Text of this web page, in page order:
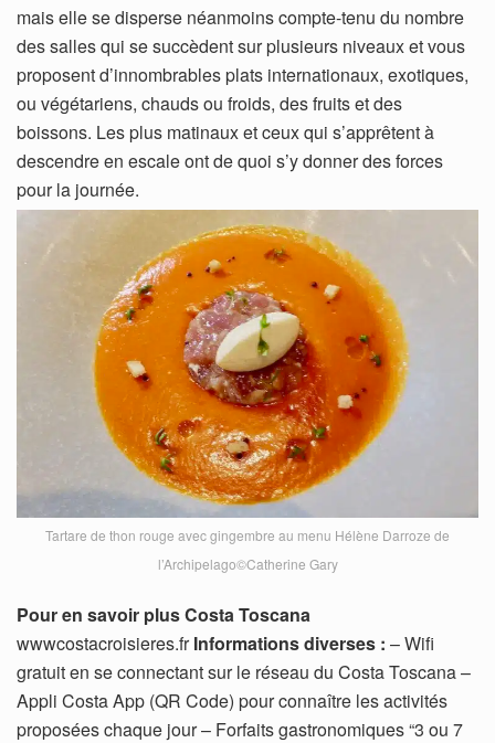
mais elle se disperse néanmoins compte-tenu du nombre
des salles qui se succèdent sur plusieurs niveaux et vous
proposent d’innombrables plats internationaux, exotiques,
ou végétariens, chauds ou froids, des fruits et des
boissons. Les plus matinaux et ceux qui s’apprêtent à
descendre en escale ont de quoi s’y donner des forces
pour la journée.
Tartare de thon rouge avec gingembre au menu Hélène Darroze de
l’Archipelago©Catherine Gary
Pour en savoir plusCosta Toscana
wwwcostacroisieres.frInformations diverses : – Wifi
gratuit en se connectant sur le réseau du Costa Toscana –
Appli Costa App (QR Code) pour connaître les activités
proposées chaque jour – Forfaits gastronomiques “3 ou 7